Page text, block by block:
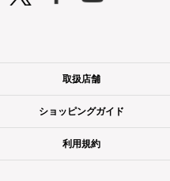
取扱店舗
ショッピングガイド
利用規約